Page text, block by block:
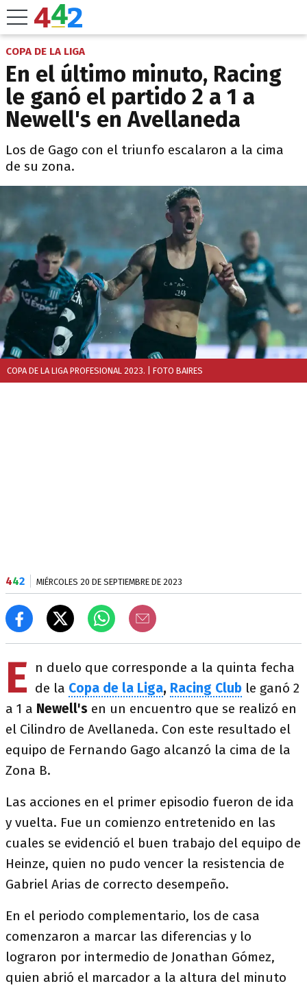
COPA DE LA LIGA
En el último minuto, Racing
le ganó el partido 2 a 1 a
Newell's en Avellaneda
Los de Gago con el triunfo escalaron a la cima
de su zona.
COPA DE LA LIGA PROFESIONAL 2023. | FOTO BAIRES
442 MIÉRCOLES 20 DE SEPTIEMBRE DE 2023
E
n duelo que corresponde a la quinta fecha
de la Copa de la Liga, Racing Club le ganó 2
a 1 a Newell's en un encuentro que se realizó en
el Cilindro de Avellaneda. Con este resultado el
equipo de Fernando Gago alcanzó la cima de la
Zona B.
Las acciones en el primer episodio fueron de ida
y vuelta. Fue un comienzo entretenido en las
cuales se evidenció el buen trabajo del equipo de
Heinze, quien no pudo vencer la resistencia de
Gabriel Arias de correcto desempeño.
En el periodo complementario, los de casa
comenzaron a marcar las diferencias y lo
lograron por intermedio de Jonathan Gómez,
quien abrió el marcador a la altura del minuto